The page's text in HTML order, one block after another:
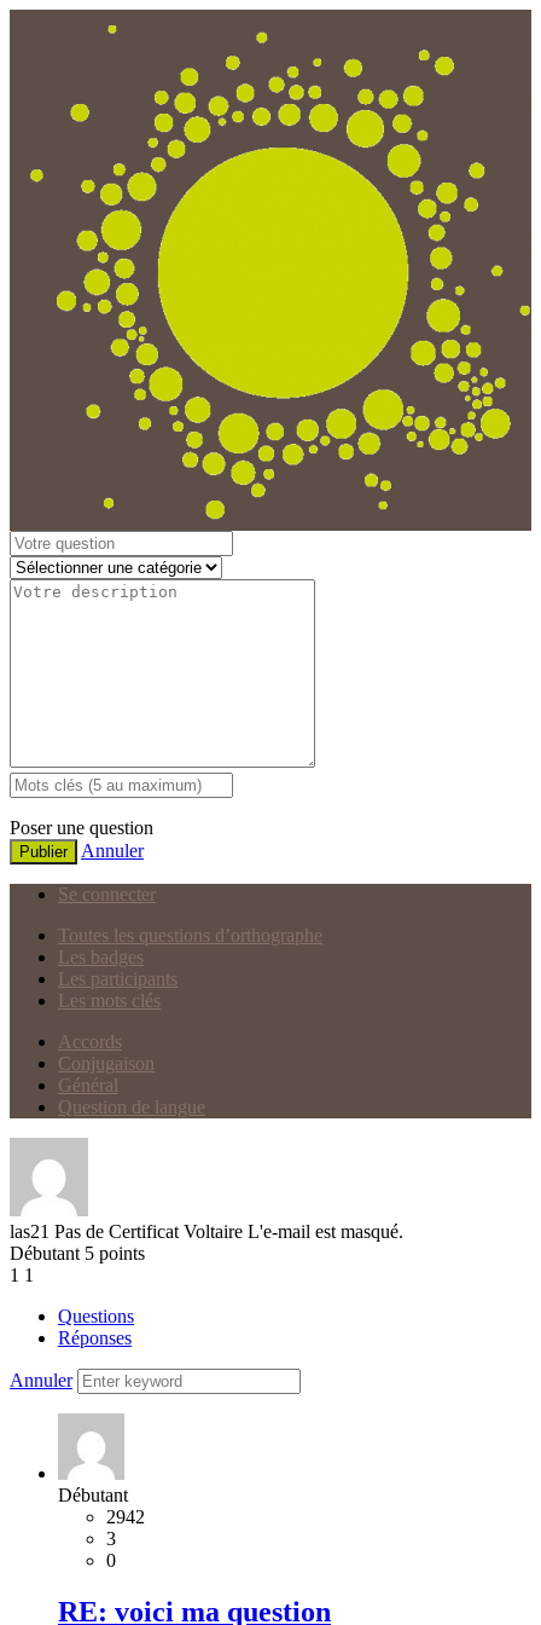
Poser une question
Publier Annuler
Se connecter
Toutes les questions d’orthographe
Les badges
Les participants
Les mots clés
Accords
Conjugaison
Général
Question de langue
las21 Pas de Certificat Voltaire L'e-mail est masqué.
Débutant 5 points
1 1
Questions
Réponses
Annuler
Débutant
2942
3
0
RE: voici ma question